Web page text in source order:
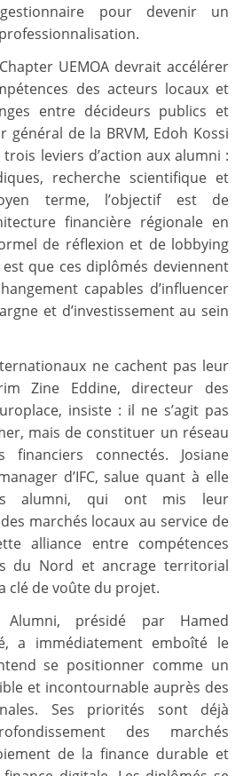
pour devenir un
UEMOA devrait accélérer
des acteurs locaux et
entre décideurs publics et
général de la BRVM, Edoh Kossi
leviers d’action aux alumni :
recherche scientifique et
terme, l’objectif est de
financière régionale en
de réflexion et de lobbying
que ces diplômés deviennent
capables d’influencer
et d’investissement au sein
ne cachent pas leur
Zine Eddine, directeur des
insiste : il ne s’agit pas
mais de constituer un réseau
financiers connectés. Josiane
d’IFC, salue quant à elle
alumni, qui ont mis leur
marchés locaux au service de
alliance entre compétences
du Nord et ancrage territorial
clé de voûte du projet.
présidé par Hamed
a immédiatement emboîté le
se positionner comme un
et incontournable auprès des
Ses priorités sont déjà
des marchés
de la finance durable et